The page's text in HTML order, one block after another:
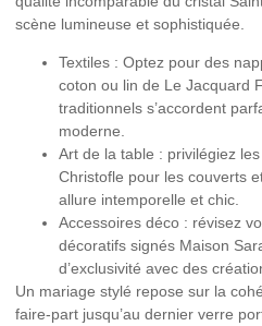
scène lumineuse et sophistiquée.
Textiles : Optez pour des
coton ou lin de Le Jacquard
traditionnels s’accordent
moderne.
Art de la table : privilégiez
Christofle pour les couverts
allure intemporelle et chic.
Accessoires déco : révisez
décoratifs signés Maison
d’exclusivité avec des
Un mariage stylé repose sur la
faire-part jusqu’au dernier verre